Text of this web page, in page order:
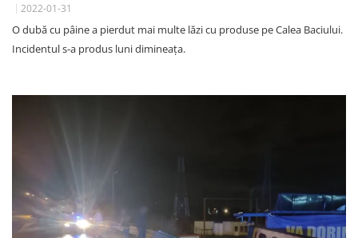
2022-01-31
O dubă cu pâine a pierdut mai multe lăzi cu produse pe Calea Baciului.
Incidentul s-a produs luni dimineața.